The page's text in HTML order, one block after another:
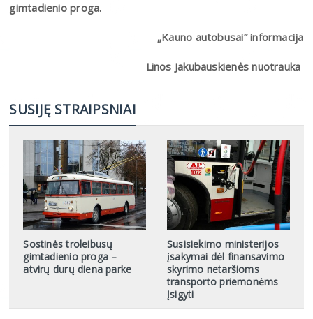
gimtadienio proga.
„Kauno autobusai” informacija
Linos Jakubauskienės nuotrauka
SUSIJĘ STRAIPSNIAI
Sostinės troleibusų
gimtadienio proga –
atvirų durų diena parke
Susisiekimo ministerijos
įsakymai dėl finansavimo
skyrimo netaršioms
transporto priemonėms
įsigyti